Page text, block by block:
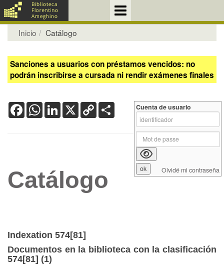
Inicio Catálogo
Sanciones a usuarios con préstamos vencidos: no
podrán inscribirse a cursada ni rendir exámenes finales
FacebookWhatsApp
LinkedIn
X Copy
Link
Catálogo
Indexation 574[81]
Documentos en la biblioteca con la clasificación
574[81] (1)
Cuenta de usuario
Olvidé mi contraseña